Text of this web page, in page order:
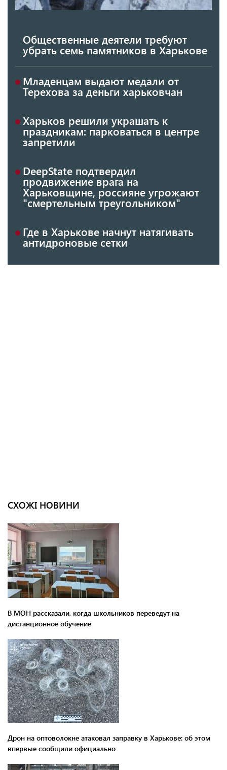
Общественные деятели требуют
убрать семь памятников в Харькове
Младенцам выдают медали от
Терехова за деньги харьковчан
Харьков решили украшать к
праздникам: парковаться в центре
запретили
DeepState подтвердил
продвижение врага на
Харьковщине, россияне угрожают
"смертельным треугольником"
Где в Харькове начнут натягивать
антидроновые сетки
СХОЖІ НОВИНИ
В МОН рассказали, когда школьников переведут на
дистанционное обучение
Дрон на оптоволокне атаковал заправку в Харькове: об этом
впервые сообщили официально